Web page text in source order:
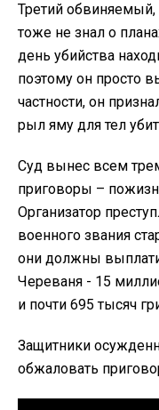
Третий обвиняемый,
тоже не знал о
день убийства
поэтому он просто
частности, он
рыл яму для тел
Суд вынес всем
приговоры –
Организатор
военного звания
они должны
Череваня - 15
и почти 695 тысяч
Защитники
обжаловать